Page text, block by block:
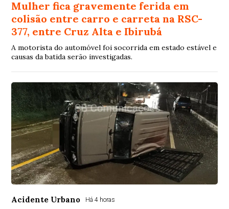
Mulher fica gravemente ferida em
colisão entre carro e carreta na RSC-
377, entre Cruz Alta e Ibirubá
A motorista do automóvel foi socorrida em estado estável e
causas da batida serão investigadas.
Acidente Urbano Há 4 horas